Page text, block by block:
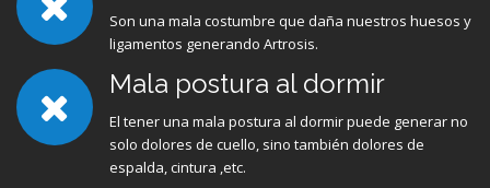
Son una mala costumbre que daña nuestros huesos y
ligamentos generando Artrosis.
Mala postura al dormir
El tener una mala postura al dormir puede generar no
solo dolores de cuello, sino también dolores de
espalda, cintura ,etc.